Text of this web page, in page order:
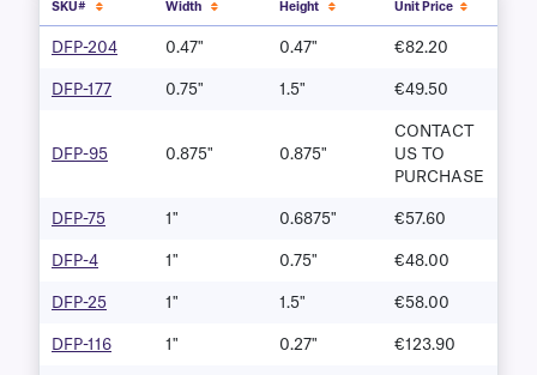
SKU# Width Height Unit Price
DFP-204 0.47" 0.47" €82.20
DFP-177 0.75" 1.5" €49.50
DFP-95 0.875" 0.875"
CONTACT
US TO
PURCHASE
DFP-75 1" 0.6875" €57.60
DFP-4 1" 0.75" €48.00
DFP-25 1" 1.5" €58.00
DFP-116 1" 0.27" €123.90